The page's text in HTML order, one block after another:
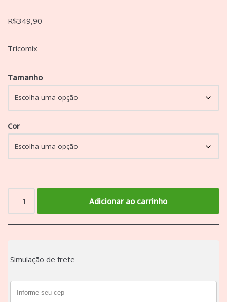
R$349,90
Tricomix
Tamanho
Cor
Adicionar ao carrinho
Simulação de frete